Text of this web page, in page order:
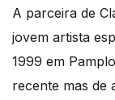
A parceira de
jovem artista
1999 em
recente mas de